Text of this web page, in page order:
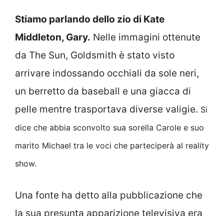
Stiamo parlando dello zio di Kate
Middleton, Gary. Nelle immagini ottenute
da The Sun, Goldsmith è stato visto
arrivare indossando occhiali da sole neri,
un berretto da baseball e una giacca di
pelle mentre trasportava diverse valigie. Si
dice che abbia sconvolto sua sorella Carole e suo
marito Michael tra le voci che parteciperà al reality
show.
Una fonte ha detto alla pubblicazione che
la sua presunta apparizione televisiva era